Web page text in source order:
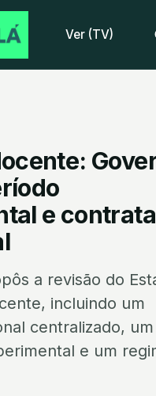
Ver (TV)
e
a revisão do
incluindo um
centralizado,
e um